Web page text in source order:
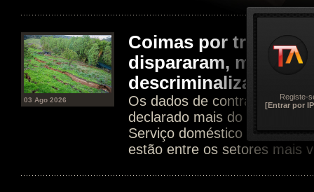
03 Ago 2026
Coimas por trabalho
dispararam, mas
descriminalizar
Os dados de contratos
declarado mais do que
Serviço doméstico e
estão entre os setores mais
Registe-
[Entrar por